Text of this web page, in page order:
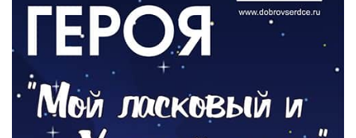
Новый настил на экотропе
05.08.2026